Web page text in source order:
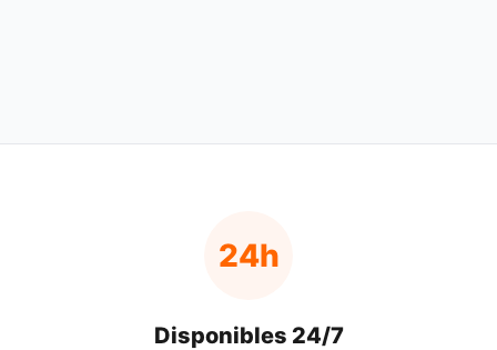
24h
Disponibles 24/7